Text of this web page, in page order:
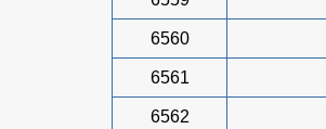
6560
6561
6562